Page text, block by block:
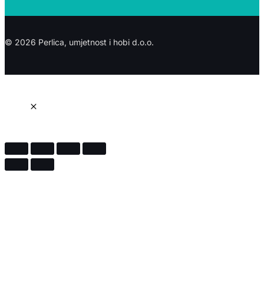
© 2026 Perlica, umjetnost i hobi d.o.o.